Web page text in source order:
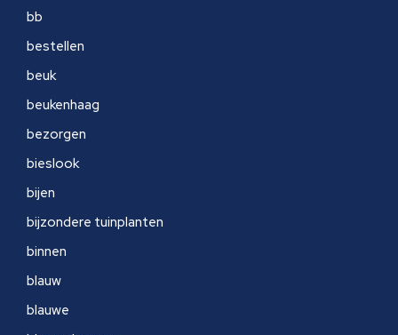
bb
bestellen
beuk
beukenhaag
bezorgen
bieslook
bijen
bijzondere tuinplanten
binnen
blauw
blauwe